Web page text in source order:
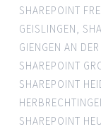
SHAREPOINT
GEISLINGEN,
GIENGEN AN
SHAREPOINT
SHAREPOINT
SHAREPOINT